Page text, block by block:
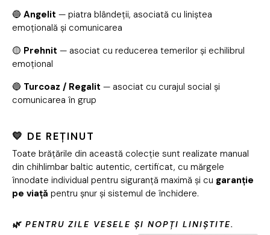
🔵 Angelit — piatra blândeții, asociată cu liniștea
emoțională și comunicarea
🟡 Prehnit — asociat cu reducerea temerilor și echilibrul
emoțional
🔵 Turcoaz / Regalit — asociat cu curajul social și
comunicarea în grup
💛 DE REȚINUT
Toate brățările din această colecție sunt realizate manual
din chihlimbar baltic autentic, certificat, cu mărgele
înnodate individual pentru siguranță maximă și cu garanție
pe viață pentru șnur și sistemul de închidere.
🌿 PENTRU ZILE VESELE ȘI NOPȚI LINIȘTITE.